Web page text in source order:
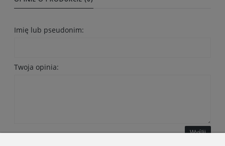
Imię lub pseudonim:
Twoja opinia:
Wyślij